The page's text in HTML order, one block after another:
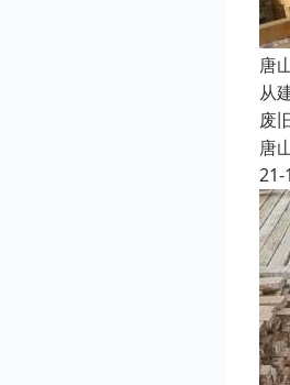
唐
从
废
唐
21-